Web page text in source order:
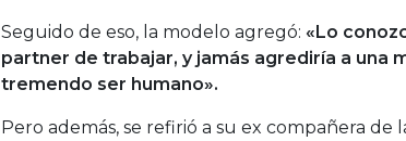
Seguido de eso, la modelo agregó: «Lo
partner de trabajar, y jamás agrediría a una
tremendo ser humano».
Pero además, se refirió a su ex compañera de